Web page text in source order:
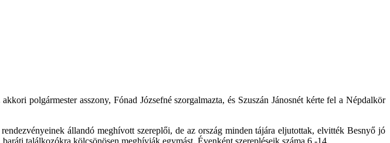
polgármester asszony, Fónad Józsefné szorgalmazta, és Szuszán Jánosnét kérte fel a Népdalkör
állandó meghívott szereplői, de az ország minden tájára eljutottak, elvitték Besnyő jó